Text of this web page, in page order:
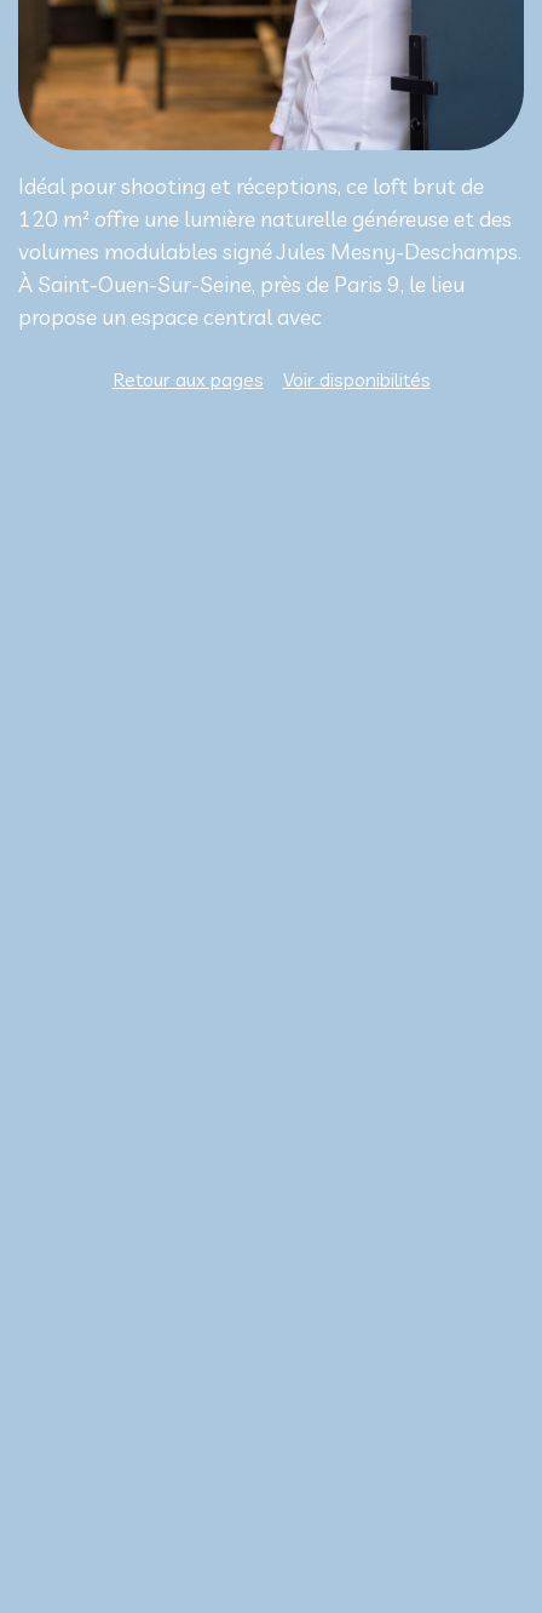
Idéal pour shooting et réceptions, ce loft brut de
120 m² offre une lumière naturelle généreuse et des
volumes modulables signé Jules Mesny-Deschamps.
À Saint-Ouen-Sur-Seine, près de Paris 9, le lieu
propose un espace central avec
Retour aux pages Voir disponibilités